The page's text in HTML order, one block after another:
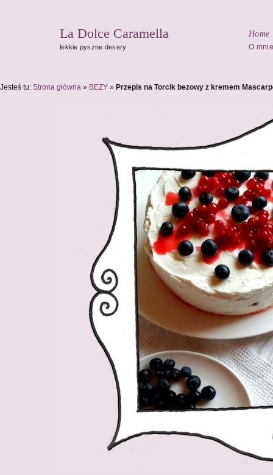
La Dolce Caramella
lekkie pyszne desery
Home
O mnie
Jesteś tu: Strona główna » BEZY » Przepis na Torcik bezowy z kremem